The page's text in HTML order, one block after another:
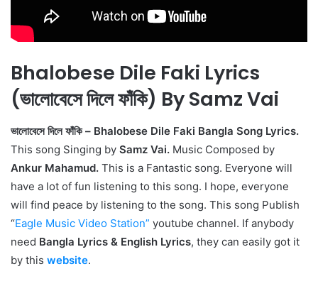
Bhalobese Dile Faki Lyrics
(ভালোবেসে দিলে ফাঁকি) By Samz Vai
ভালোবেসে দিলে ফাঁকি – Bhalobese Dile Faki Bangla Song Lyrics.
This song Singing by Samz Vai. Music Composed by
Ankur Mahamud. This is a Fantastic song. Everyone will
have a lot of fun listening to this song. I hope, everyone
will find peace by listening to the song. This song Publish
“Eagle Music Video Station” youtube channel. If anybody
need Bangla Lyrics & English Lyrics, they can easily got it
by this website.